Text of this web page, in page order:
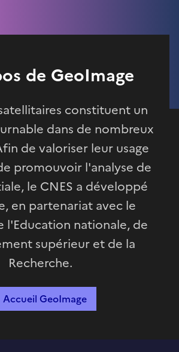
de GeoImage
constituent un
dans de nombreux
de valoriser leur usage
promouvoir l'analyse de
le CNES a développé
en partenariat avec le
l'Education nationale, de
supérieur et de la
Recherche.
Accueil GeoImage